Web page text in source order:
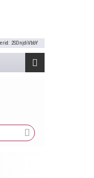
2SDnjdiVbbY